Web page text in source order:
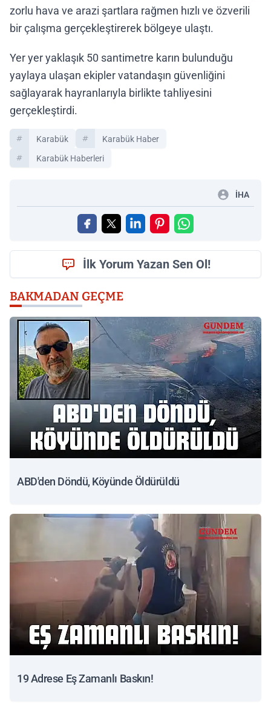
zorlu hava ve arazi şartlara rağmen hızlı ve özverili
bir çalışma gerçekleştirerek bölgeye ulaştı.
Yer yer yaklaşık 50 santimetre karın bulunduğu
yaylaya ulaşan ekipler vatandaşın güvenliğini
sağlayarak hayranlarıyla birlikte tahliyesini
gerçekleştirdi.
Karabük
Karabük Haber
Karabük Haberleri
İHA
İlk Yorum Yazan Sen Ol!
BAKMADAN GEÇME
ABD'den Döndü, Köyünde Öldürüldü
19 Adrese Eş Zamanlı Baskın!